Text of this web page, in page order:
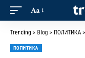
Aa
Trending > Blog > ПОЛИТИКА >
ПОЛИТИКА